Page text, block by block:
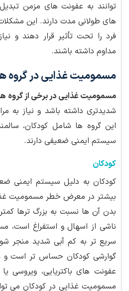
توانند به عفونت های مزمن
های طولانی مدت دارند. این
فرد را تحت تأثیر قرار دهند و
مداوم داشته باشند.
مسمومیت غذایی در گروه
مسمومیت غذایی در برخی از گروه
شدیدتری داشته باشد و نیاز به
این گروه ها شامل کودکان،
سیستم ایمنی ضعیفی دارند.
کودکان
کودکان به دلیل سیستم ایمنی
بیشتر در معرض خطر مسمومیت
بدن آن ها نسبت به بزرگ ترها کمتر
ناشی از اسهال و استفراغ است،
سریع تر به کم آبی شدید منجر
گوارشی کودکان حساس تر است
عفونت های باکتریایی، ویروسی
مسمومیت غذایی در کودکان می